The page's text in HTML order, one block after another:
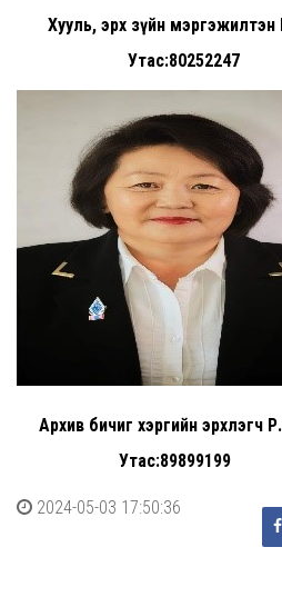
Хууль, эрх зүйн мэргэжилтэн
Утас:80252247
Архив бичиг хэргийн эрхлэгч
Утас:89899199
2024-05-03 17:50:36